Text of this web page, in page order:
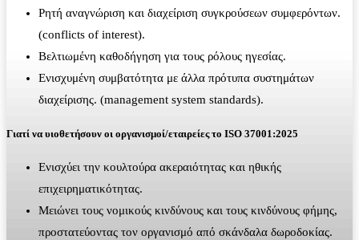
Ρητή αναγνώριση και διαχείριση συγκρούσεων συμφερόντων.
(conflicts of interest).
Βελτιωμένη καθοδήγηση για τους ρόλους ηγεσίας.
Ενισχυμένη συμβατότητα με άλλα πρότυπα συστημάτων
διαχείρισης. (management system standards).
Γιατί να υιοθετήσουν οι οργανισμοί/εταιρείες το ISO 37001:2025
Ενισχύει την κουλτούρα ακεραιότητας και ηθικής
επιχειρηματικότητας.
Μειώνει τους νομικούς κινδύνους και τους κινδύνους φήμης,
προστατεύοντας τον οργανισμό από σκάνδαλα δωροδοκίας.